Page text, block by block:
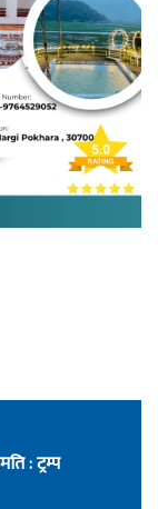
: ट्रम्प